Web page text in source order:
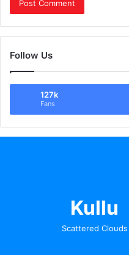
Follow Us
127k
Fans
Kullu
Scattered Clouds